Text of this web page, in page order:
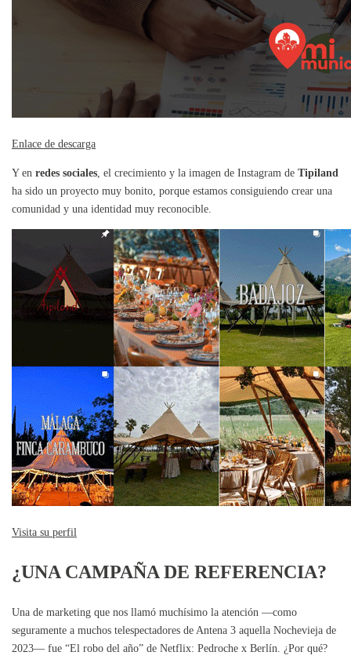
Enlace de descarga
Y en redes sociales , el crecimiento y la imagen de Instagram de Tipiland
ha sido un proyecto muy bonito, porque estamos consiguiendo crear una
comunidad y una identidad muy reconocible.
Visita su perfil
¿UNA CAMPAÑA DE REFERENCIA?
Una de marketing que nos llamó muchísimo la atención —como
seguramente a muchos telespectadores de Antena 3 aquella Nochevieja de
2023— fue “El robo del año” de Netflix: Pedroche x Berlín. ¿Por qué?